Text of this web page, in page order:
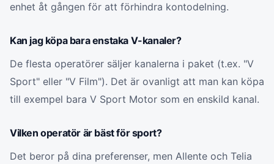
enhet åt gången för att förhindra kontodelning.
Kan jag köpa bara enstaka V-kanaler?
De flesta operatörer säljer kanalerna i paket (t.ex. "V
Sport" eller "V Film"). Det är ovanligt att man kan köpa
till exempel bara V Sport Motor som en enskild kanal.
Vilken operatör är bäst för sport?
Det beror på dina preferenser, men Allente och Telia